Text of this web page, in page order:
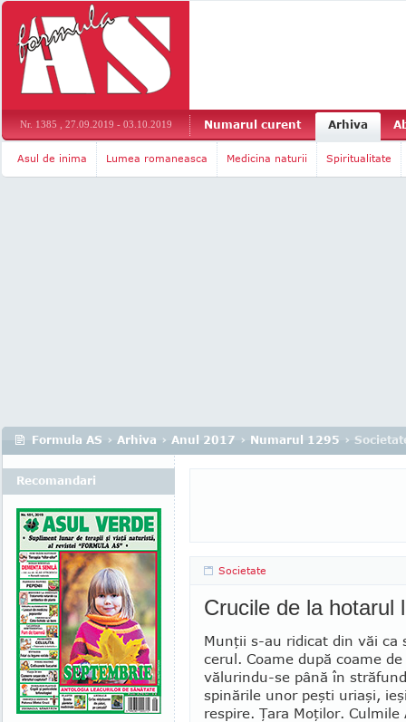
Nr. 1385 , 27.09.2019 - 03.10.2019 Numarul curent Arhiva
Asul de inima Lumea romaneasca Medicina naturii Spiritualitate
Formula AS › Arhiva › Anul 2017 › Numarul 1295 ›
Societate
Crucile de la hotarul
Munţii s-au ridicat din văi ca
cerul. Coame după coame
vălurindu-se până în
spinările unor peşti uriaşi,
respire. Ţara Moţilor. Culmile
Recomandari